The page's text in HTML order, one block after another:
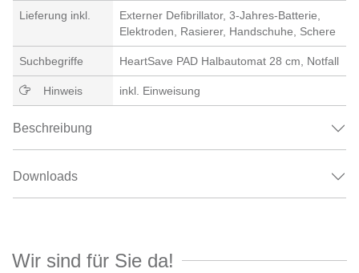
Lieferung inkl.
Externer Defibrillator, 3-Jahres-Batterie,
Elektroden, Rasierer, Handschuhe, Schere
Suchbegriffe HeartSave PAD Halbautomat 28 cm, Notfall
Hinweis inkl. Einweisung
Beschreibung
Downloads
Wir sind für Sie da!